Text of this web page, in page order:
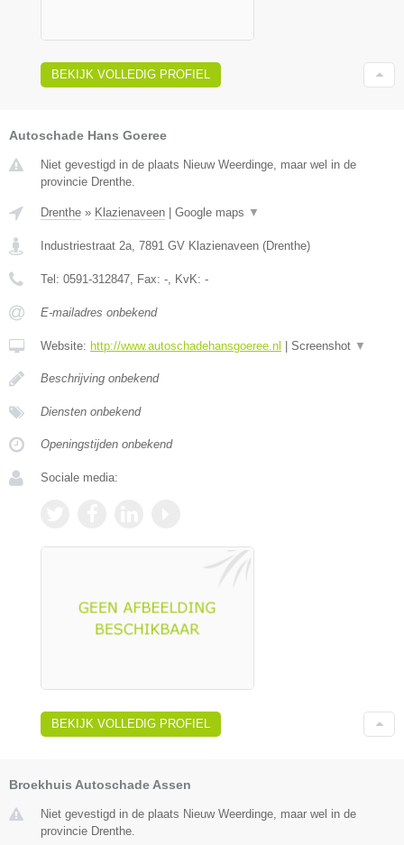
BEKIJK VOLLEDIG PROFIEL
Autoschade Hans Goeree
Niet gevestigd in de plaats Nieuw Weerdinge, maar wel in de
provincie Drenthe.
Drenthe » Klazienaveen Google maps ▼
Industriestraat 2a, 7891 GV Klazienaveen (Drenthe)
Tel: 0591-312847, Fax: -, KvK: -
E-mailadres onbekend
Website: http://www.autoschadehansgoeree.nl Screenshot ▼
Beschrijving onbekend
Diensten onbekend
Openingstijden onbekend
Sociale media:
BEKIJK VOLLEDIG PROFIEL
Broekhuis Autoschade Assen
Niet gevestigd in de plaats Nieuw Weerdinge, maar wel in de
provincie Drenthe.